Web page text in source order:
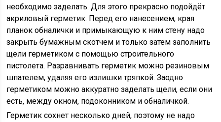
необходимо заделать. Для этого прекрасно подойдёт
акриловый герметик. Перед его нанесением, края
планок обналички и примыкающую к ним стену надо
закрыть бумажным скотчем и только затем заполнить
щели герметиком с помощью строительного
пистолета. Разравнивать герметик можно резиновым
шпателем, удаляя его излишки тряпкой. Заодно
герметиком можно аккуратно заделать щели, если они
есть, между окном, подоконником и обналичкой.
Герметик сохнет несколько дней, поэтому не надо